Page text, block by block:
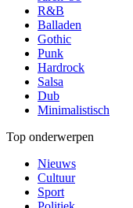
R&B
Balladen
Gothic
Punk
Hardrock
Salsa
Dub
Minimalistisch
Top onderwerpen
Nieuws
Cultuur
Sport